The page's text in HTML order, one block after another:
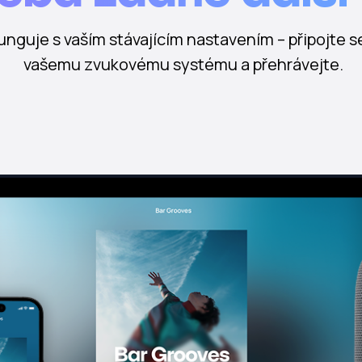
s vaším stávajícím nastavením – připojte
vašemu zvukovému systému a přehrávejte.